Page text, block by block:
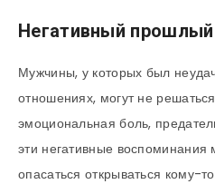
Негативный
Мужчины, у которых был
отношениях, могут не
эмоциональная боль,
эти негативные воспоминания
опасаться открываться кому-